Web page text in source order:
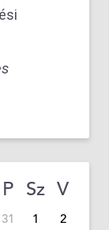
P Sz V
31 1
2